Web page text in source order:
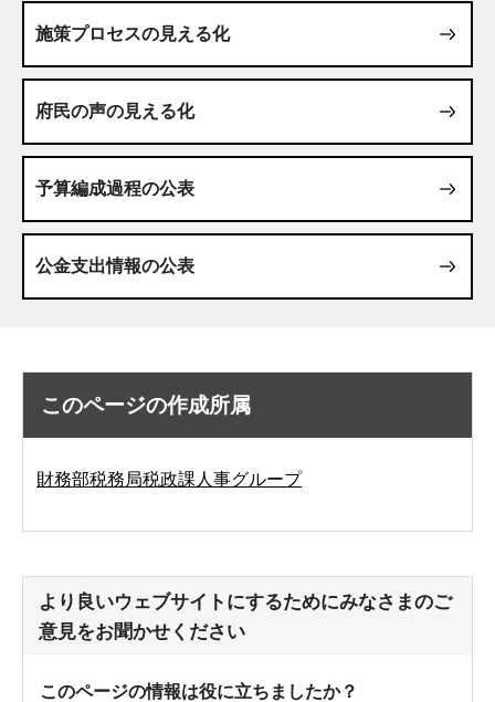
施策プロセスの見える化
府民の声の見える化
予算編成過程の公表
公金支出情報の公表
このページの作成所属
財務部税務局税政課人事グループ
より良いウェブサイトにするためにみなさまのご
意見をお聞かせください
このページの情報は役に立ちましたか？